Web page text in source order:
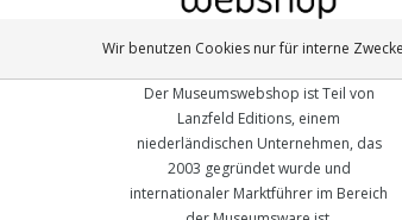
MUSEUM-WEBSHOP
Der Museumswebshop ist Teil von
Lanzfeld Editions, einem
niederländischen Unternehmen, das
2003 gegründet wurde und
internationaler Marktführer im Bereich
Wir benutzen Cookies nur für interne